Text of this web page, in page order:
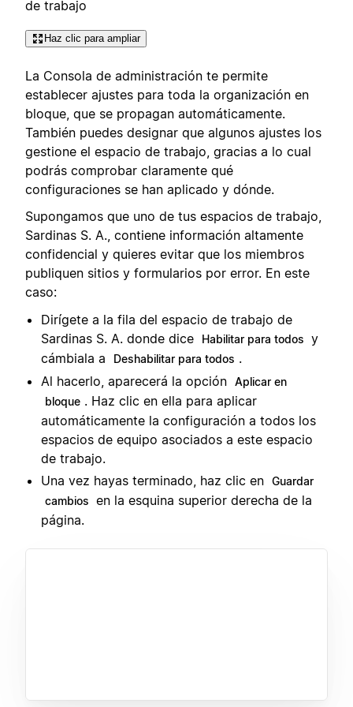
de trabajo
Haz clic para ampliar
La Consola de administración te permite
establecer ajustes para toda la organización en
bloque, que se propagan automáticamente.
También puedes designar que algunos ajustes los
gestione el espacio de trabajo, gracias a lo cual
podrás comprobar claramente qué
configuraciones se han aplicado y dónde.
Supongamos que uno de tus espacios de trabajo,
Sardinas S. A., contiene información altamente
confidencial y quieres evitar que los miembros
publiquen sitios y formularios por error. En este
caso:
Dirígete a la fila del espacio de trabajo de
Sardinas S. A. donde dice
Habilitar para todos y
cámbiala a
Deshabilitar para todos .
Al hacerlo, aparecerá la opción Aplicar en
bloque . Haz clic en ella para aplicar
automáticamente la configuración a todos los
espacios de equipo asociados a este espacio
de trabajo.
Una vez hayas terminado, haz clic en Guardar
cambios en la esquina superior derecha de la
página.